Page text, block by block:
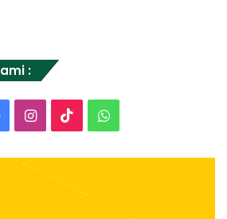
:
FacebookInstagram
TikTokWhatsApp